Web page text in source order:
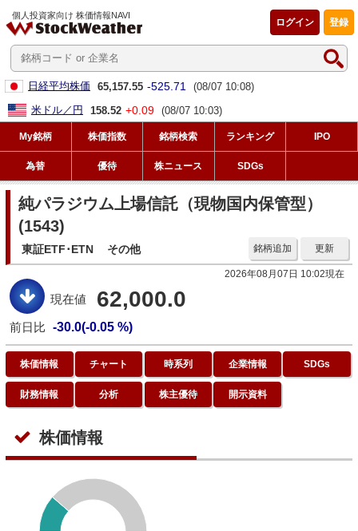
個人投資家向け 株価情報NAVI
登録
ログイン
日経平均株価 65,157.55 -525.71
(08/07 10:08)
米ドル／円
158.52 +0.09 (08/07 10:03)
My銘柄 株価指数 銘柄検索 ランキング IPO
為替 優待 株ニュース SDGs
純パラジウム上場信託（現物国内保管型）
(1543)
東証ETF･ETN その他 更新
銘柄追加
2026年08月07日 10:02現在
現在値 62,000.0
前日比 -30.0(-0.05 %)
株価情報 チャート 時系列 企業情報 SDGs
財務情報 分析 株主優待 開示資料
株価情報